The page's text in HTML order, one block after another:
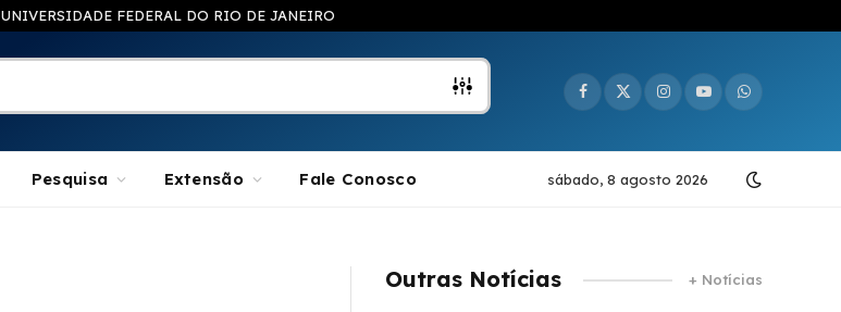
UNIVERSIDADE FEDERAL DO RIO DE JANEIRO
Facebook
X
Instagram
YouTubeWhatsApp
Pesquisa Extensão Fale Conosco sábado, 8 agosto 2026
Outras Notícias + Notícias